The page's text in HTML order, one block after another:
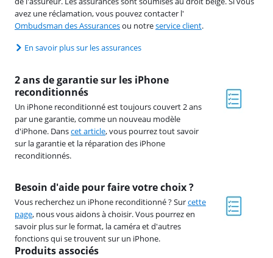
avez une réclamation, vous pouvez contacter l'
Ombudsman des Assurancesou notreservice client.
En savoir plus sur les assurances
Besoin d'aide pour faire votre choix ?
Vous recherchez un iPhone reconditionné ? Surcette
page, nous vous aidons à choisir. Vous pourrez en
savoir plus sur le format, la caméra et d'autres
fonctions qui se trouvent sur un iPhone.
2 ans de garantie sur les iPhone
reconditionnés
Un iPhone reconditionné est toujours couvert 2 ans
par une garantie, comme un nouveau modèle
d'iPhone. Danscet article, vous pourrez tout savoir
sur la garantie et la réparation des iPhone
reconditionnés.
Produits associés